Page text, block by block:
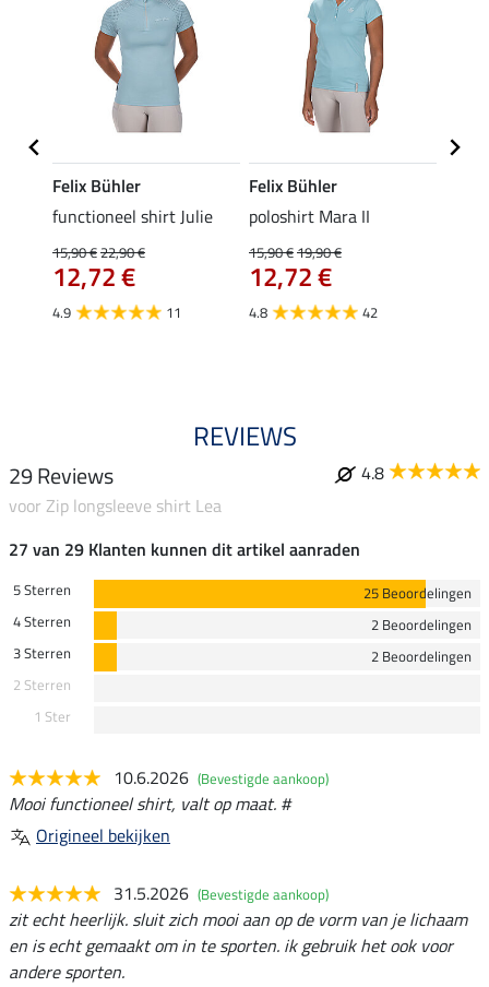
Felix Bühler
functioneel shirt Julie
15,90 €22,90 €
12,72 €
4.9 11
Felix Bühler
poloshirt Mara II
15,90 €19,90 €
12,72 €
4.8 42
REVIEWS
29 Reviews
4.8
voor Zip longsleeve shirt Lea
27 van 29 Klanten kunnen dit artikel aanraden
5 Sterren
25 Beoordelingen
4 Sterren
2 Beoordelingen
3 Sterren
2 Beoordelingen
2 Sterren
1 Ster
10.6.2026 (Bevestigde aankoop)
Mooi functioneel shirt, valt op maat. #
Origineel bekijken
31.5.2026 (Bevestigde aankoop)
zit echt heerlijk. sluit zich mooi aan op de vorm van je lichaam
en is echt gemaakt om in te sporten. ik gebruik het ook voor
andere sporten.